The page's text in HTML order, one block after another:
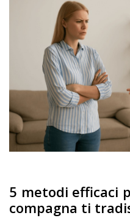
5 metodi efficaci
compagna ti